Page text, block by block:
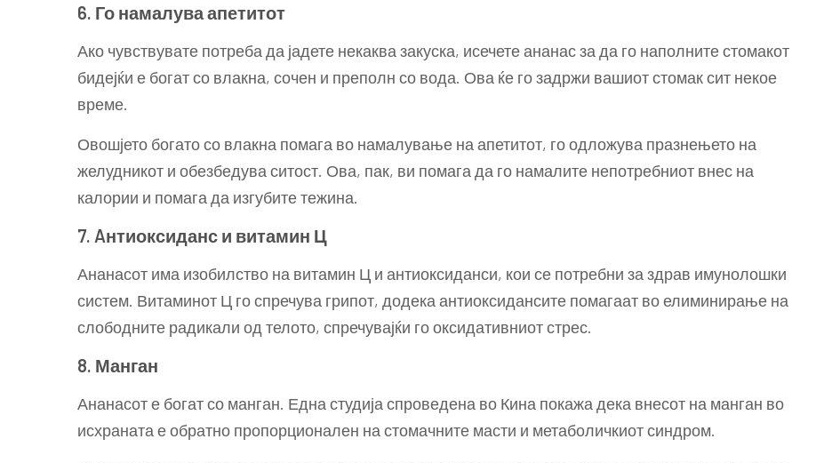
6. Го намалува апетитот
Ако чувствувате потреба да јадете некаква закуска, исечете ананас за да го наполните стомакот
бидејќи е богат со влакна, сочен и преполн со вода. Ова ќе го задржи вашиот стомак сит некое
време.
Овошјето богато со влакна помага во намалување на апетитот, го одложува празнењето на
желудникот и обезбедува ситост. Ова, пак, ви помага да го намалите непотребниот внес на
калории и помага да изгубите тежина.
7. Aнтиоксиданс и витамин Ц
Ананасот има изобилство на витамин Ц и антиоксиданси, кои се потребни за здрав имунолошки
систем. Витаминот Ц го спречува грипот, додека антиоксидансите помагаат во елиминирање на
слободните радикали од телото, спречувајќи го оксидативниот стрес.
8. Манган
Ананасот е богат со манган. Една студија спроведена во Кина покажа дека внесот на манган во
исхраната е обратно пропорционален на стомачните масти и метаболичкиот синдром.